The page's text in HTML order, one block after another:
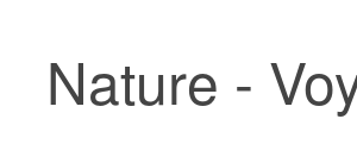
Nature -